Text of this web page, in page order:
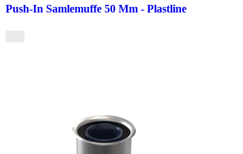
Push-In Samlemuffe 50 Mm - Plastline